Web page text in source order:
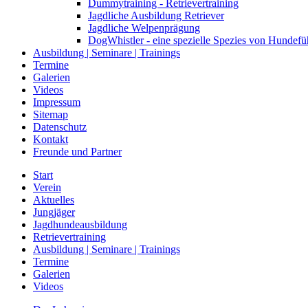
Dummytraining - Retrievertraining
Jagdliche Ausbildung Retriever
Jagdliche Welpenprägung
DogWhistler - eine spezielle Spezies von
Ausbildung | Seminare | Trainings
Termine
Galerien
Videos
Impressum
Sitemap
Datenschutz
Kontakt
Freunde und Partner
Start
Verein
Aktuelles
Jungjäger
Jagdhundeausbildung
Retrievertraining
Ausbildung | Seminare | Trainings
Termine
Galerien
Videos